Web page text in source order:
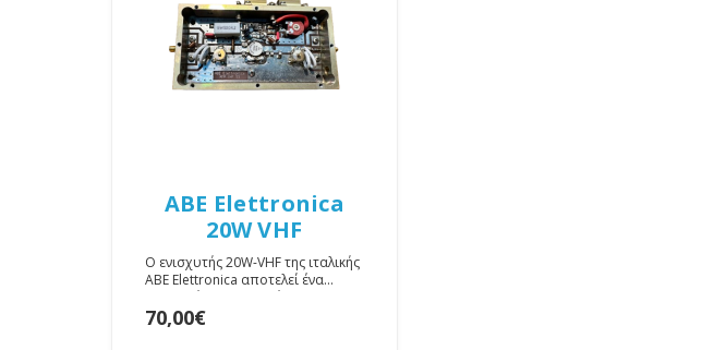
ABE Elettronica
20W VHF
Amplifier -
Επαγγελματικός
Ενισχυτής με
BLV33 (Shielded)
Ο ενισχυτής 20W-VHF της ιταλικής
ABE Elettronica αποτελεί ένα
κορυφαίο module ενίσχυσης
σήματος, σχε..
70,00€